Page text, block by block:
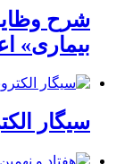
شرح
بیماری»
سیگار